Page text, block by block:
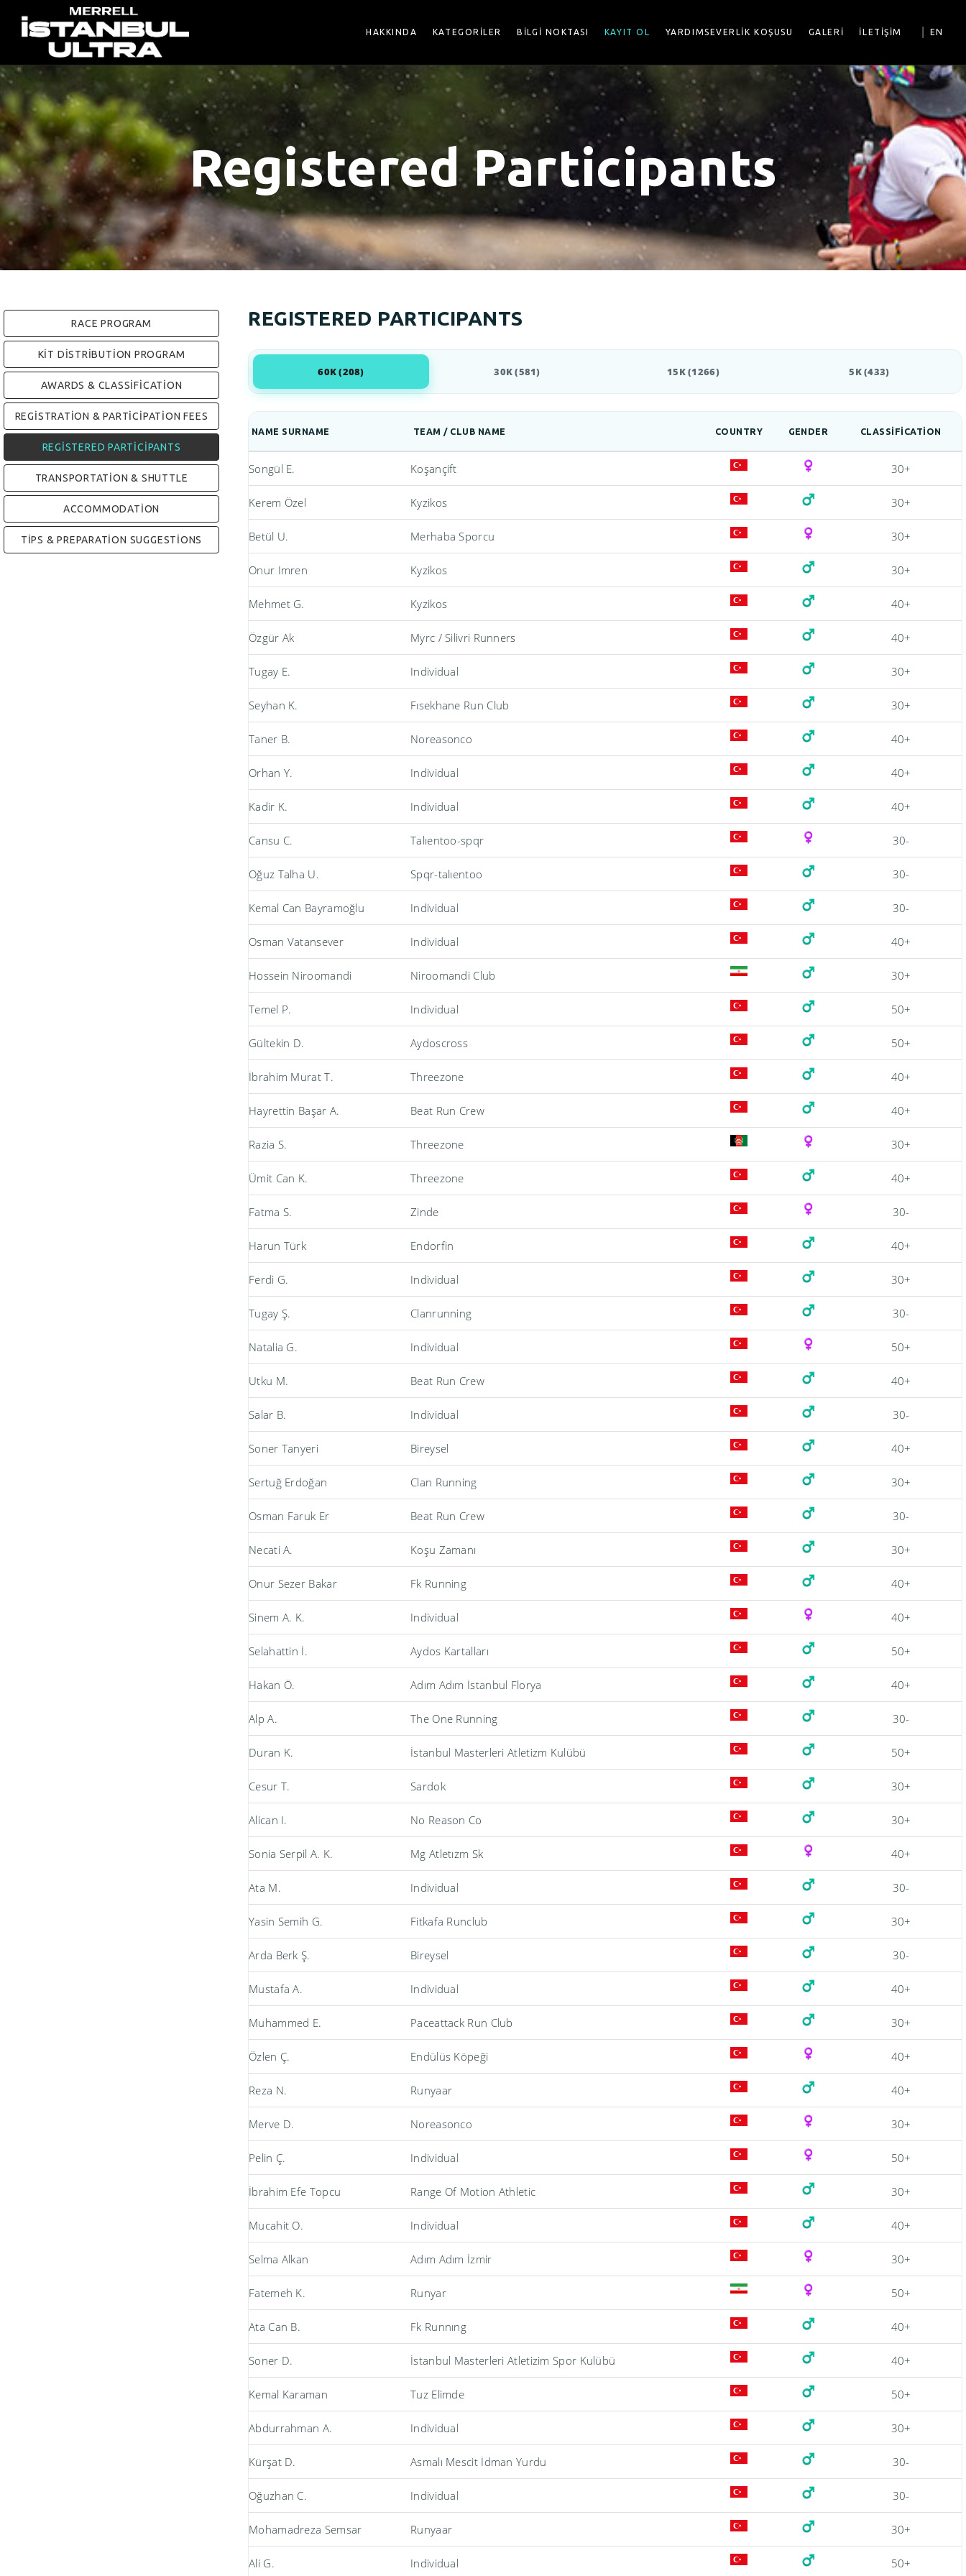
HAKKINDA KATEGORİLER BİLGİ NOKTASI KAYIT OL YARDIMSEVERLİK KOŞUSU GALERİ İLETİŞİM | EN
Registered Participants
RACE PROGRAM
KIT DISTRIBUTION PROGRAM
AWARDS & CLASSIFICATION
REGISTRATION & PARTICIPATION FEES
REGISTERED PARTICIPANTS
TRANSPORTATION & SHUTTLE
ACCOMMODATION
TIPS & PREPARATION SUGGESTIONS
REGISTERED PARTICIPANTS
60K (208) 30K (581) 15K (1266) 5K (433)
NAME SURNAME TEAM / CLUB NAME COUNTRY GENDER CLASSIFICATION
Songül E. Koşançift 30+
Kerem Özel Kyzikos 30+
Betül U. Merhaba Sporcu 30+
Onur Imren Kyzikos 30+
Mehmet G. Kyzikos 40+
Özgür Ak Myrc / Silivri Runners 40+
Tugay E. Individual 30+
Seyhan K. Fısekhane Run Club 30+
Taner B. Noreasonco 40+
Orhan Y. Individual 40+
Kadir K. Individual 40+
Cansu C. Talıentoo-spqr 30-
Oğuz Talha U. Spqr-talıentoo 30-
Kemal Can Bayramoğlu Individual 30-
Osman Vatansever Individual 40+
Hossein Niroomandi Niroomandi Club 30+
Temel P. Individual 50+
Gültekin D. Aydoscross 50+
İbrahim Murat T. Threezone 40+
Hayrettin Başar A. Beat Run Crew 40+
Razia S. Threezone 30+
Ümit Can K. Threezone 40+
Fatma S. Zinde 30-
Harun Türk Endorfin 40+
Ferdi G. Individual 30+
Tugay Ş. Clanrunning 30-
Natalia G. Individual 50+
Utku M. Beat Run Crew 40+
Salar B. Individual 30-
Soner Tanyeri Bireysel 40+
Sertuğ Erdoğan Clan Running 30+
Osman Faruk Er Beat Run Crew 30-
Necati A. Koşu Zamanı 30+
Onur Sezer Bakar Fk Running 40+
Sinem A. K. Individual 40+
Selahattin İ. Aydos Kartalları 50+
Hakan Ö. Adım Adım İstanbul Florya 40+
Alp A. The One Running 30-
Duran K. İstanbul Masterleri Atletizm Kulübü 50+
Cesur T. Sardok 30+
Alican I. No Reason Co 30+
Sonia Serpil A. K. Mg Atletızm Sk 40+
Ata M. Individual 30-
Yasin Semih G. Fitkafa Runclub 30+
Arda Berk Ş. Bireysel 30-
Mustafa A. Individual 40+
Muhammed E. Paceattack Run Club 30+
Özlen Ç. Endülüs Köpeği 40+
Reza N. Runyaar 40+
Merve D. Noreasonco 30+
Pelin Ç. Individual 50+
İbrahim Efe Topcu Range Of Motion Athletic 30+
Mucahit O. Individual 40+
Selma Alkan Adım Adım İzmir 30+
Fatemeh K. Runyar 50+
Ata Can B. Fk Runnıng 40+
Soner D. İstanbul Masterleri Atletizim Spor Kulübü 40+
Kemal Karaman Tuz Elimde 50+
Abdurrahman A. Individual 30+
Kürşat D. Asmalı Mescit İdman Yurdu 30-
Oğuzhan C. Individual 30-
Mohamadreza Semsar Runyaar 30+
Ali G. Individual 50+